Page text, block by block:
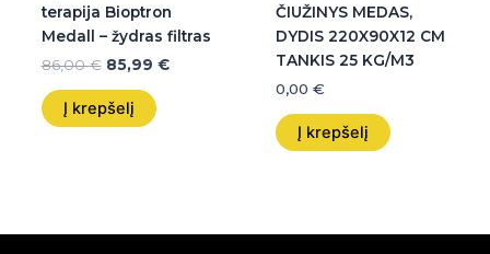
terapija Bioptron
Medall – žydras filtras
86,00€ 85,99 €
Į krepšelį
ČIUŽINYS MEDAS,
DYDIS 220X90X12 CM
TANKIS 25 KG/M3
0,00 €
Į krepšelį